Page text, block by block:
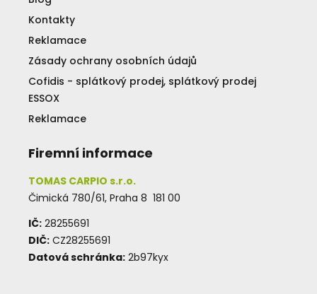
Kontakty
Reklamace
Zásady ochrany osobních údajů
Cofidis - splátkový prodej, splátkový prodej
ESSOX
Reklamace
Firemní informace
TOMAS CARPIO s.r.o.
Čimická 780/61, Praha 8 181 00
IČ: 28255691
DIČ: CZ28255691
Datová schránka: 2b97kyx